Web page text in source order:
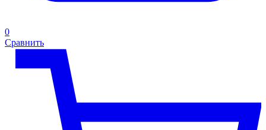
0
Сравнить